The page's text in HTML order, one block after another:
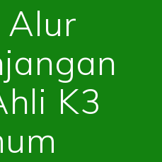
Alur
K3